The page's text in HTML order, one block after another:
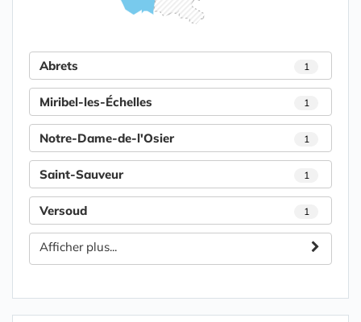
Abrets 1
Miribel-les-Échelles 1
Notre-Dame-de-l'Osier 1
Saint-Sauveur 1
Versoud 1
Afficher plus...